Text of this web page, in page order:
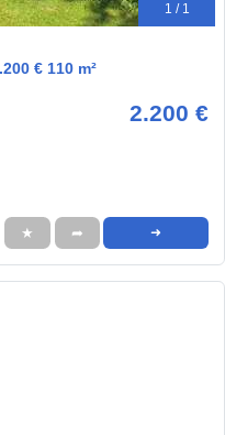
1 / 1
€ 110 m²
2.200 €
★ ➦ ➜